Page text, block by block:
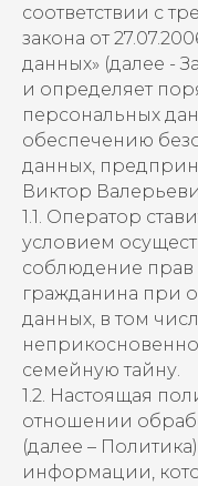
соответствии с
закона от
данных» (далее -
и определяет
персональных
обеспечению
данных,
Виктор
1.1. Оператор
условием
соблюдение прав
гражданина при
данных, в том
семейную тайну.
1.2. Настоящая
отношении
(далее –
информации,